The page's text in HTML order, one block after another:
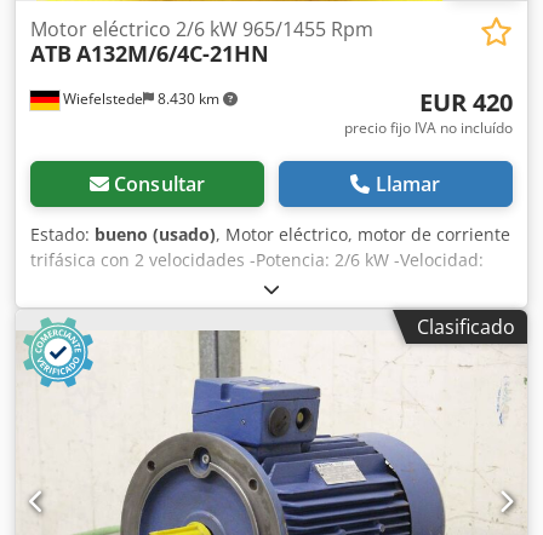
Wiefelstede 8.430 km
Motor eléctrico 2/6 kW 965/1455 Rpm
ATB A132M/6/4C-21HN
EUR 420
precio fijo IVA no incluído
Consultar Llamar
Estado: bueno (usado), Motor eléctrico, motor de corriente
trifásica con 2 velocidades -Potencia: 2/6 kW -Velocidad:
965/1455 rpm -Eje: Ø 38 mm -Tipo de construcción: B3 -
Conmutable por polos -Grado de protección: IP 54 -
Cantidad: 3 unidades disponibles -Precio: por unidad -
Dimensiones: 480/320/A260 mm Dedscnf Hnepfx Afmjck -
Peso: 69 kg
Clasificado